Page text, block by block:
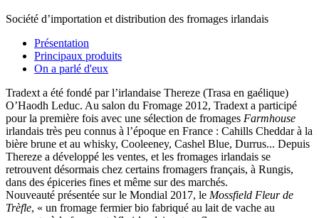
Société d’importation et distribution des fromages irlandais
Présentation
Principaux produits
On a parlé d'eux
Tradext a été fondé par l’irlandaise Thereze (Trasa en gaélique)
O’Haodh Leduc. Au salon du Fromage 2012, Tradext a participé
pour la première fois avec une sélection de fromages Farmhouse
irlandais très peu connus à l’époque en France : Cahills Cheddar à la
bière brune et au whisky, Cooleeney, Cashel Blue, Durrus... Depuis
Thereze a développé les ventes, et les fromages irlandais se
retrouvent désormais chez certains fromagers français, à Rungis,
dans des épiceries fines et même sur des marchés.
Nouveauté présentée sur le Mondial 2017, le Mossfield Fleur de
Trèfle, « un fromage fermier bio fabriqué au lait de vache au